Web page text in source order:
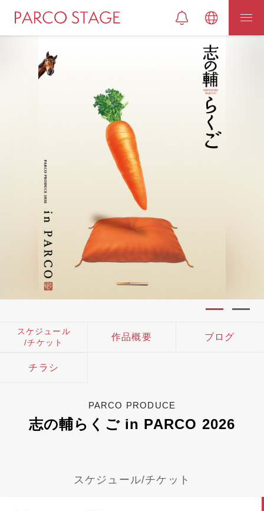
スケジュール
/チケット
作品概要 ブログ
チラシ
PARCO PRODUCE
志の輔らくご in PARCO 2026
スケジュール/チケット